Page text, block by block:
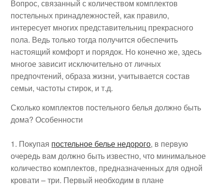
Вопрос, связанный с количеством комплектов
постельных принадлежностей, как правило,
интересует многих представительниц прекрасного
пола. Ведь только тогда получится обеспечить
настоящий комфорт и порядок. Но конечно же, здесь
многое зависит исключительно от личных
предпочтений, образа жизни, учитывается состав
семьи, частоты стирок, и т.д.
Сколько комплектов постельного белья должно быть
дома? Особенности
Покупая постельное белье недорого, в первую
очередь вам должно быть известно, что минимальное
количество комплектов, предназначенных для одной
кровати – три. Первый необходим в плане